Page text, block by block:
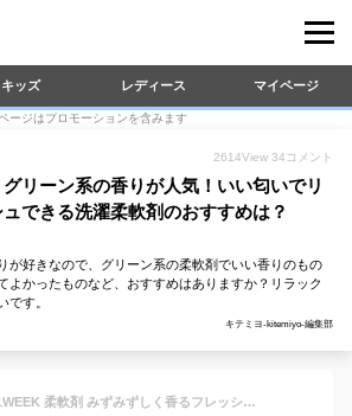
キッズ レディース マイページ
ージはプロモーションを含みます
2614View 34 コメント
リーン系の香りが人気！いい匂いでリ
できる洗濯柔軟剤のおすすめは？
が好きなので、グリーン系の柔軟剤でいい香りのもの
よかったものなど、おすすめはありますか？リラック
です。
キテミヨ-kitemiyo-編集部
レノア 超消臭1WEEK 柔軟剤 みずみずしく香るフレッシュグリーンの香り 本体(490mL)【レノア超消臭】